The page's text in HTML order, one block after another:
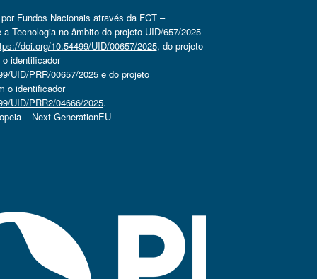
Fundos Nacionais através da FCT –
Tecnologia no âmbito do projeto UID/657/2025
doi.org/10.54499/UID/00657/2025, do projeto
identificador
UID/PRR/00657/2025e do projeto
o identificador
UID/PRR2/04666/2025.
– Next GenerationEU